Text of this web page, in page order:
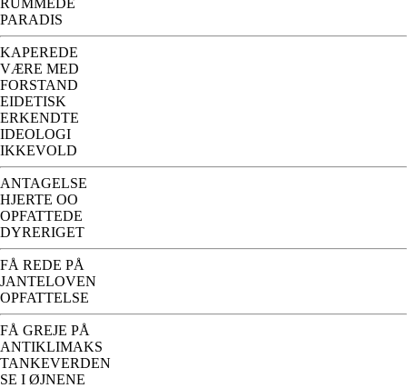
PARADIS
KAPEREDE
VÆRE MED
FORSTAND
EIDETISK
ERKENDTE
IDEOLOGI
IKKEVOLD
ANTAGELSE
HJERTE OO
OPFATTEDE
DYRERIGET
FÅ REDE PÅ
JANTELOVEN
OPFATTELSE
FÅ GREJE PÅ
ANTIKLIMAKS
TANKEVERDEN
SE I ØJNENE